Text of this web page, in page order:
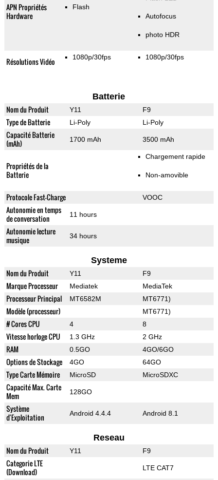
APN Propriétés
Hardware
Flash
Autofocus
photo HDR
Résolutions Vidéo 1080p/30fps 1080p/30fps
Batterie
Nom du Produit Y11 F9
Type de Batterie Li-Poly Li-Poly
Capacité Batterie
(mAh)
1700 mAh 3500 mAh
Propriétés de la
Batterie
Chargement rapide
Non-amovible
Protocole Fast-Charge VOOC
Autonomie en temps
de conversation
11 hours
Autonomie lecture
musique
34 hours
Systeme
Nom du Produit Y11 F9
Marque Processeur Mediatek MediaTek
Processeur Principal MT6582М MT6771)
Modèle (processeur) MT6771)
# Cores CPU 4 8
Vitesse horloge CPU 1.3 GHz 2 GHz
RAM 0.5GO 4GO/6GO
Options de Stockage 4GO 64GO
Type Carte Mémoire MicroSD MicroSDXC
Capacité Max. Carte
Mem
128GO
Système
d'Exploitation
Android 4.4.4 Android 8.1
Reseau
Nom du Produit Y11 F9
Categorie LTE
(Download)
LTE CAT7